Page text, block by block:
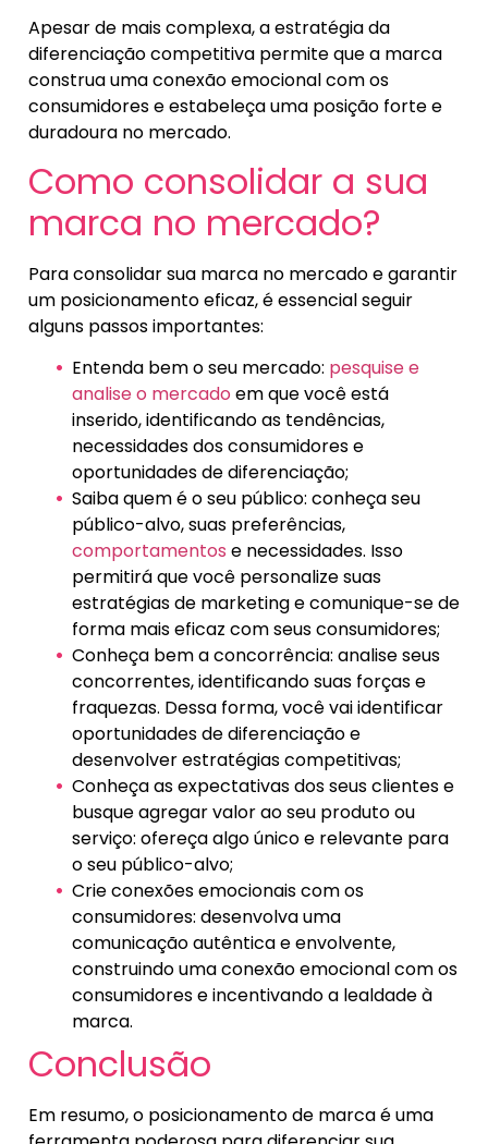
Apesar de mais complexa, a estratégia da
diferenciação competitiva permite que a marca
construa uma conexão emocional com os
consumidores e estabeleça uma posição forte e
duradoura no mercado.
Como consolidar a sua
marca no mercado?
Para consolidar sua marca no mercado e garantir
um posicionamento eficaz, é essencial seguir
alguns passos importantes:
Entenda bem o seu mercado: pesquise e
analise o mercado em que você está
inserido, identificando as tendências,
necessidades dos consumidores e
oportunidades de diferenciação;
Saiba quem é o seu público: conheça seu
público-alvo, suas preferências,
comportamentos e necessidades. Isso
permitirá que você personalize suas
estratégias de marketing e comunique-se de
forma mais eficaz com seus consumidores;
Conheça bem a concorrência: analise seus
concorrentes, identificando suas forças e
fraquezas. Dessa forma, você vai identificar
oportunidades de diferenciação e
desenvolver estratégias competitivas;
Conheça as expectativas dos seus clientes e
busque agregar valor ao seu produto ou
serviço: ofereça algo único e relevante para
o seu público-alvo;
Crie conexões emocionais com os
consumidores: desenvolva uma
comunicação autêntica e envolvente,
construindo uma conexão emocional com os
consumidores e incentivando a lealdade à
marca.
Conclusão
Em resumo, o posicionamento de marca é uma